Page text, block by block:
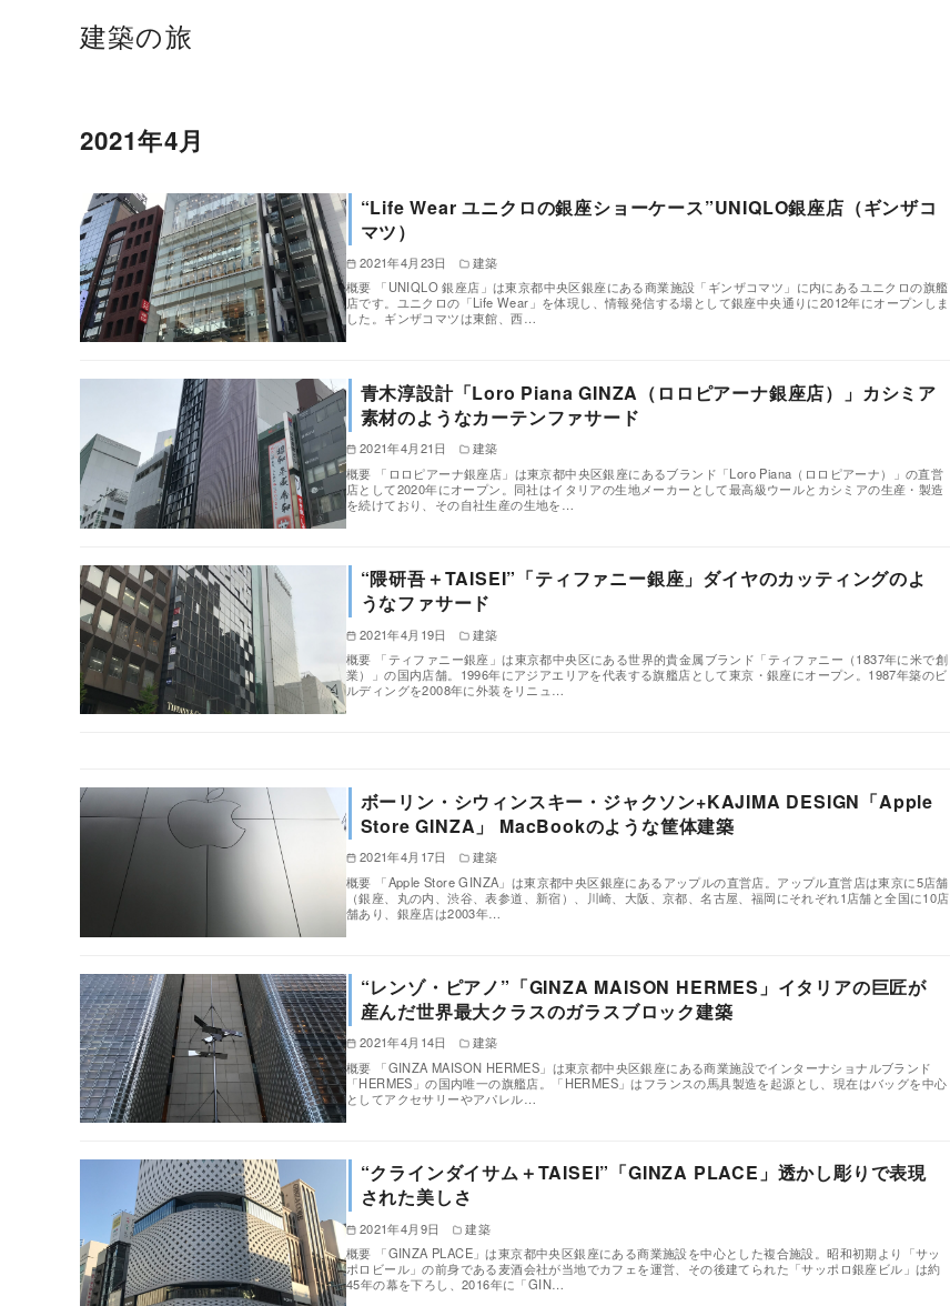
建築の旅
2021年4月
“Life Wear ユニクロの銀座ショーケース”UNIQLO銀座店（ギンザコ
マツ）
2021年4月23日
建築
概要 「UNIQLO 銀座店」は東京都中央区銀座にある商業施設「ギンザコマツ」に内にあるユニクロの旗艦
店です。ユニクロの「Life Wear」を体現し、情報発信する場として銀座中央通りに2012年にオープンしま
した。ギンザコマツは東館、西…
青木淳設計「Loro Piana GINZA（ロロピアーナ銀座店）」カシミア
素材のようなカーテンファサード
2021年4月21日
建築
概要 「ロロピアーナ銀座店」は東京都中央区銀座にあるブランド「Loro Piana（ロロピアーナ）」の直営
店として2020年にオープン。同社はイタリアの生地メーカーとして最高級ウールとカシミアの生産・製造
を続けており、その自社生産の生地を…
“隈研吾＋TAISEI”「ティファニー銀座」ダイヤのカッティングのよ
うなファサード
2021年4月19日
建築
概要 「ティファニー銀座」は東京都中央区にある世界的貴金属ブランド「ティファニー（1837年に米で創
業）」の国内店舗。1996年にアジアエリアを代表する旗艦店として東京・銀座にオープン。1987年築のビ
ルディングを2008年に外装をリニュ…
ボーリン・シウィンスキー・ジャクソン+KAJIMA DESIGN「Apple
Store GINZA」 MacBookのような筐体建築
2021年4月17日
建築
概要 「Apple Store GINZA」は東京都中央区銀座にあるアップルの直営店。アップル直営店は東京に5店舗
（銀座、丸の内、渋谷、表参道、新宿）、川崎、大阪、京都、名古屋、福岡にそれぞれ1店舗と全国に10店
舗あり、銀座店は2003年…
“レンゾ・ピアノ”「GINZA MAISON HERMES」イタリアの巨匠が
産んだ世界最大クラスのガラスブロック建築
2021年4月14日
建築
概要 「GINZA MAISON HERMES」は東京都中央区銀座にある商業施設でインターナショナルブランド
「HERMES」の国内唯一の旗艦店。「HERMES」はフランスの馬具製造を起源とし、現在はバッグを中心
としてアクセサリーやアパレル…
“クラインダイサム＋TAISEI”「GINZA PLACE」透かし彫りで表現
された美しさ
2021年4月9日
建築
概要 「GINZA PLACE」は東京都中央区銀座にある商業施設を中心とした複合施設。昭和初期より「サッ
ポロビール」の前身である麦酒会社が当地でカフェを運営、その後建てられた「サッポロ銀座ビル」は約
45年の幕を下ろし、2016年に「GIN…